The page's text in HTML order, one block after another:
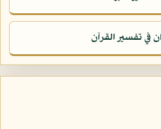
في تفسير القرآن